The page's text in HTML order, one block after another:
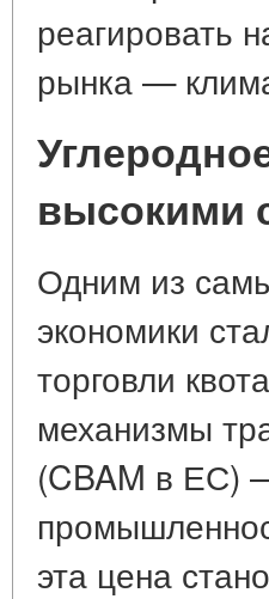
реагировать
рынка —
высокими
Одним из
экономики
торговли
механизмы
(CBAM в ЕС)
эта цена